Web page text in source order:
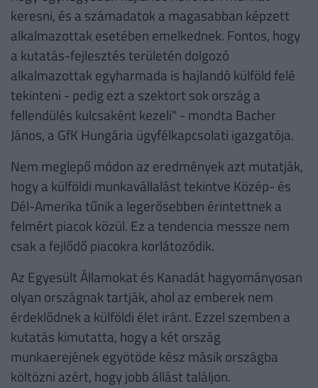
keresni, és a számadatok a magasabban képzett
alkalmazottak esetében emelkednek. Fontos, hogy
a kutatás-fejlesztés területén dolgozó
alkalmazottak egyharmada is hajlandó külföld felé
tekinteni - pedig ezt a szektort sok ország a
fellendülés kulcsaként kezeli" - mondta Bacher
János, a GfK Hungária ügyfélkapcsolati igazgatója.
Nem meglepő módon az eredmények azt mutatják,
hogy a külföldi munkavállalást tekintve Közép- és
Dél-Amerika tűnik a legerősebben érintettnek a
felmért piacok közül. Ez a tendencia messze nem
csak a fejlődő piacokra korlátozódik.
Az Egyesült Államokat és Kanadát hagyományosan
olyan országnak tartják, ahol az emberek nem
érdeklődnek a külföldi élet iránt. Ezzel szemben a
kutatás kimutatta, hogy a két ország
munkaerejének egyötöde kész másik országba
költözni azért, hogy jobb állást találjon.